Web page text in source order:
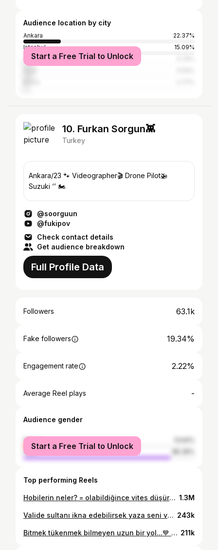
Audience location by city
Ankara
22.37%
Istanbul
15.09%
Antalya
Start a Free Trial to Unlock
10. Furkan Sorgun👾
Turkey
Ankara/23 🐾 Videographer🎬 Drone Pilot🚁
Suzuki ‘’ 🏍
@soorguun
@fukipov
Check contact details
Get audience breakdown
Full Profile Data
Followers 63.1k
Fake followers 19.34%
Engagement rate 2.22%
Average Reel plays -
Audience gender
female
male
Start a Free Trial to Unlock
Top performing Reels
Hobilerin neler? = olabildiğince vites düşürmekkk 😂💙🌹 #suzuki #gsxr600 #gsxr #gixxer #motobike #bike 1.3M
Valide sultanı ikna edebilirsek yaza seni ve 2020 yi unutturacak bir makine şart oldu...💙🔥😂 #suzuki #gsxr600 #gsxr #motobike #bike #scpro 243k
Bitmek tükenmek bilmeyen uzun bir yol...💙 #yamaha #r25 #motobike #bike 211k